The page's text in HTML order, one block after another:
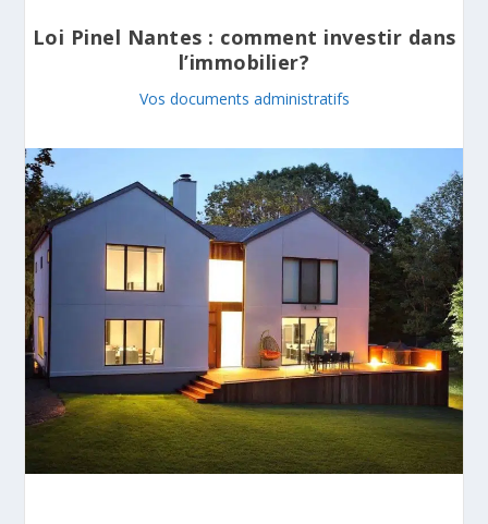
Loi Pinel Nantes : comment investir dans
l’immobilier?
Vos documents administratifs